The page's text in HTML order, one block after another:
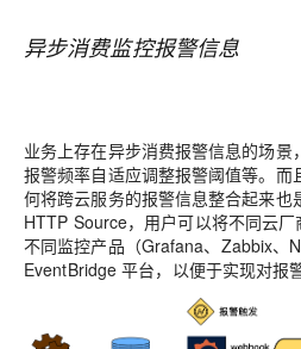
异步消费监控报警信息
业务上存在异步消费报警信息的场
报警频率自适应调整报警阈值等。而
何将跨云服务的报警信息整合起来也
HTTP Source，用户可以将不同云厂
不同监控产品（Grafana、Zabbix、
EventBridge 平台，以便于实现对报